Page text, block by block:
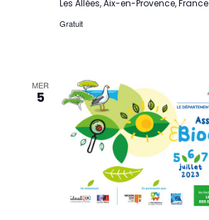
Les Allées, Aix-en-Provence, France
Gratuit
MER
5